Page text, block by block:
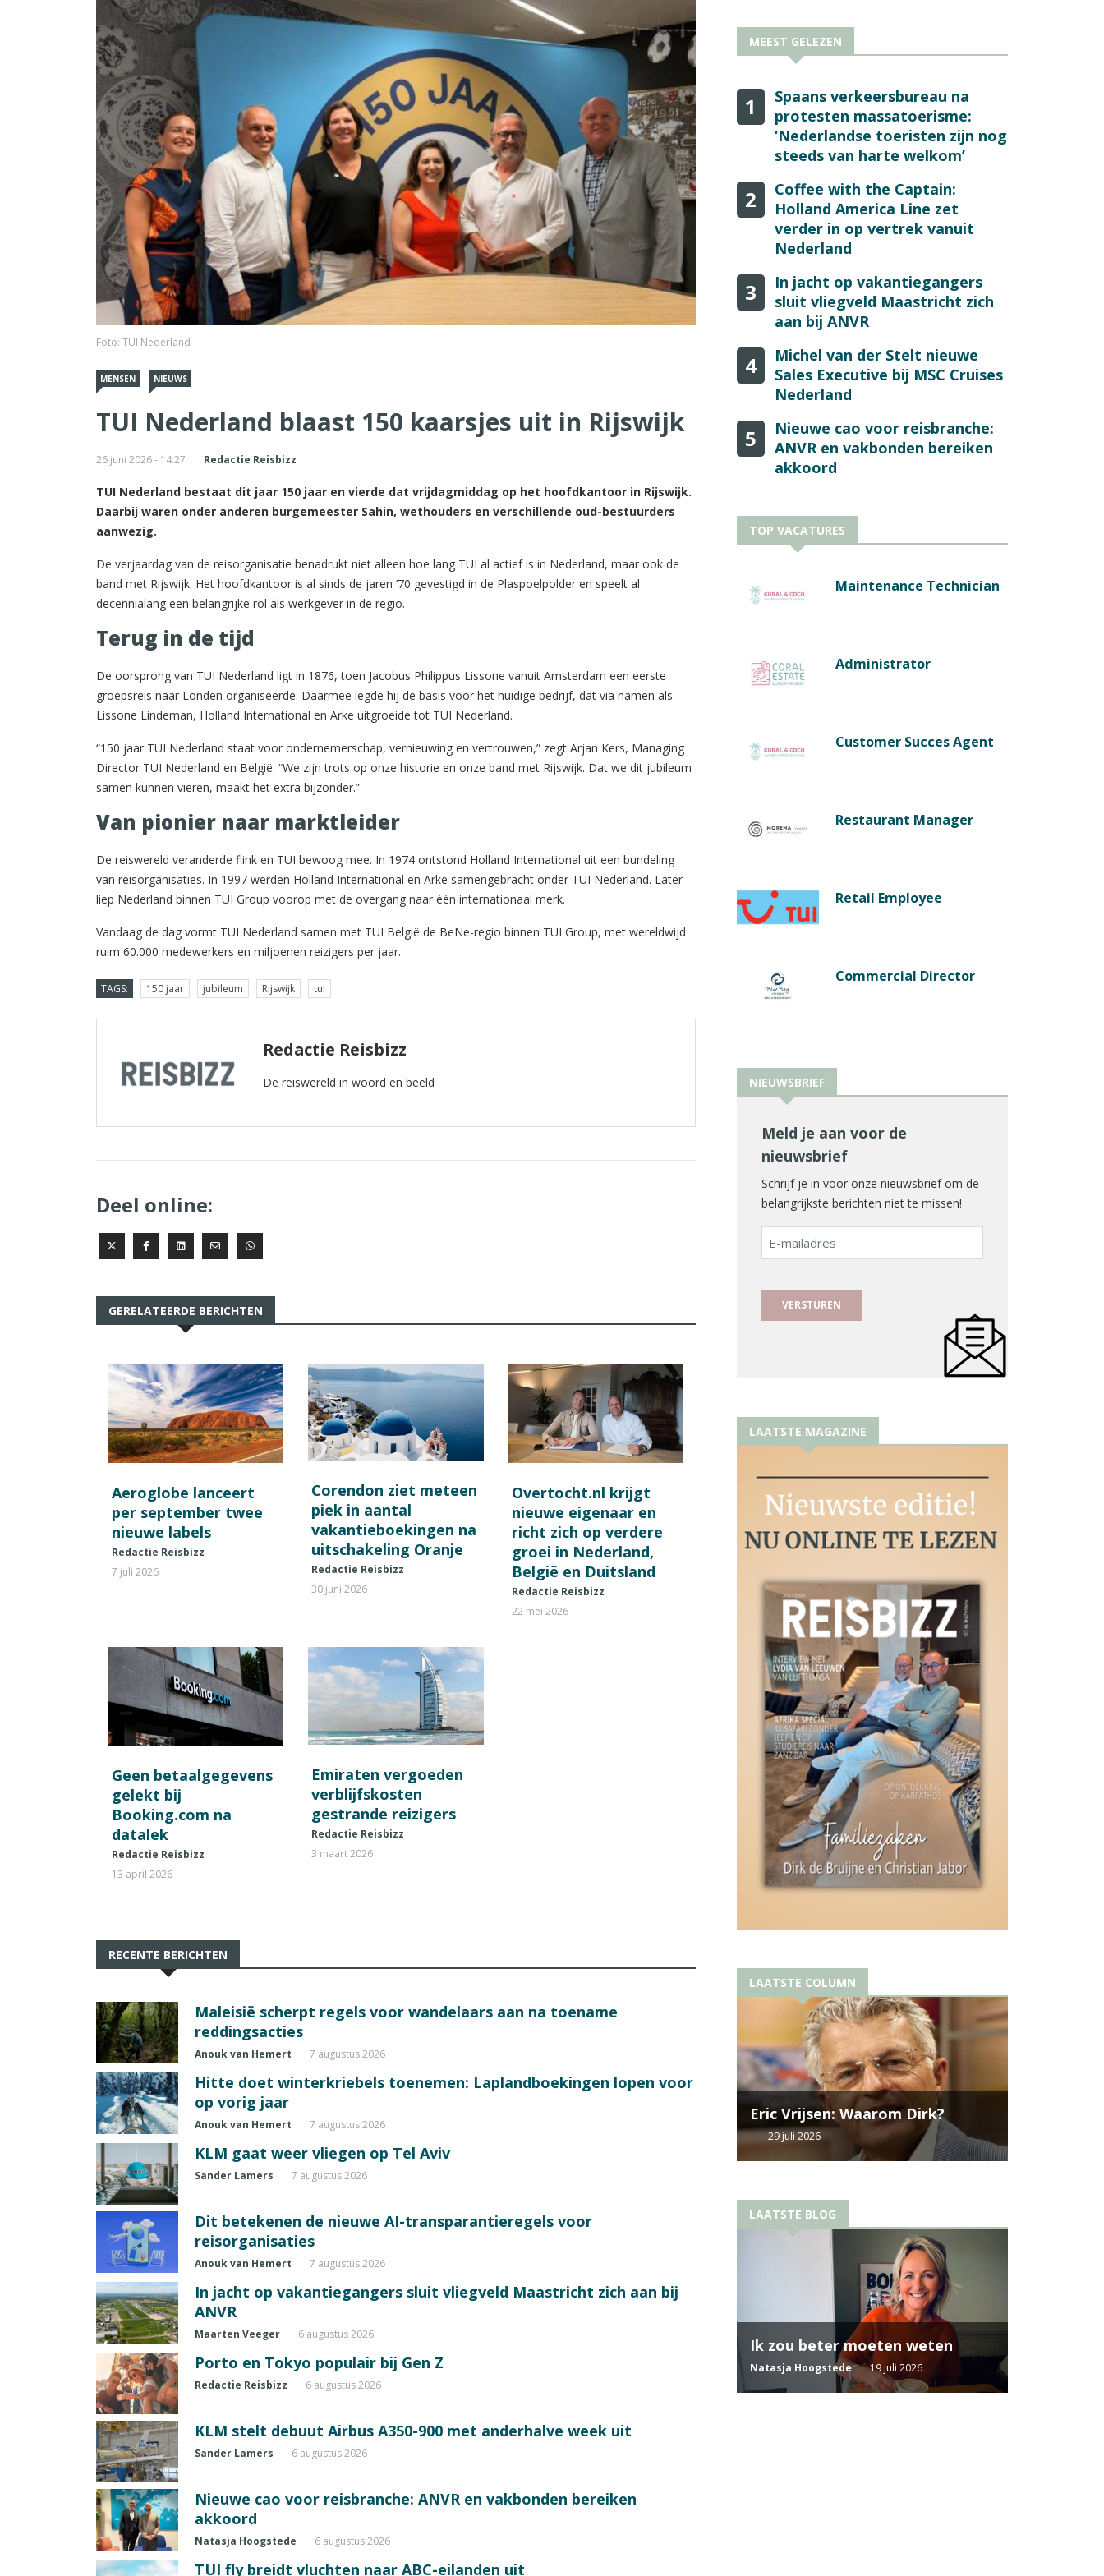
Foto: TUI Nederland
MENSEN NIEUWS
TUI Nederland blaast 150 kaarsjes uit in Rijswijk
26 juni 2026 - 14:27 Redactie Reisbizz
TUI Nederland bestaat dit jaar 150 jaar en vierde dat vrijdagmiddag op het hoofdkantoor in Rijswijk.
Daarbij waren onder anderen burgemeester Sahin, wethouders en verschillende oud-bestuurders
aanwezig.
De verjaardag van de reisorganisatie benadrukt niet alleen hoe lang TUI al actief is in Nederland, maar ook de
band met Rijswijk. Het hoofdkantoor is al sinds de jaren ’70 gevestigd in de Plaspoelpolder en speelt al
decennialang een belangrijke rol als werkgever in de regio.
Terug in de tijd
De oorsprong van TUI Nederland ligt in 1876, toen Jacobus Philippus Lissone vanuit Amsterdam een eerste
groepsreis naar Londen organiseerde. Daarmee legde hij de basis voor het huidige bedrijf, dat via namen als
Lissone Lindeman, Holland International en Arke uitgroeide tot TUI Nederland.
“150 jaar TUI Nederland staat voor ondernemerschap, vernieuwing en vertrouwen,” zegt Arjan Kers, Managing
Director TUI Nederland en België. “We zijn trots op onze historie en onze band met Rijswijk. Dat we dit jubileum
samen kunnen vieren, maakt het extra bijzonder.”
Van pionier naar marktleider
De reiswereld veranderde flink en TUI bewoog mee. In 1974 ontstond Holland International uit een bundeling
van reisorganisaties. In 1997 werden Holland International en Arke samengebracht onder TUI Nederland. Later
liep Nederland binnen TUI Group voorop met de overgang naar één internationaal merk.
Vandaag de dag vormt TUI Nederland samen met TUI België de BeNe-regio binnen TUI Group, met wereldwijd
ruim 60.000 medewerkers en miljoenen reizigers per jaar.
TAGS: 150 jaar jubileum Rijswijk tui
Redactie Reisbizz
De reiswereld in woord en beeld
Deel online:
GERELATEERDE BERICHTEN
Aeroglobe lanceert
per september twee
nieuwe labels
Redactie Reisbizz
7 juli 2026
Corendon ziet meteen
piek in aantal
vakantieboekingen na
uitschakeling Oranje
Redactie Reisbizz
30 juni 2026
Overtocht.nl krijgt
nieuwe eigenaar en
richt zich op verdere
groei in Nederland,
België en Duitsland
Redactie Reisbizz
22 mei 2026
Geen betaalgegevens
gelekt bij
Booking.com na
datalek
Redactie Reisbizz
13 april 2026
Emiraten vergoeden
verblijfskosten
gestrande reizigers
Redactie Reisbizz
3 maart 2026
RECENTE BERICHTEN
Maleisië scherpt regels voor wandelaars aan na toename
reddingsacties
Anouk van Hemert 7 augustus 2026
Hitte doet winterkriebels toenemen: Laplandboekingen lopen voor
op vorig jaar
Anouk van Hemert 7 augustus 2026
KLM gaat weer vliegen op Tel Aviv
Sander Lamers 7 augustus 2026
Dit betekenen de nieuwe AI-transparantieregels voor
reisorganisaties
Anouk van Hemert 7 augustus 2026
In jacht op vakantiegangers sluit vliegveld Maastricht zich aan bij
ANVR
Maarten Veeger 6 augustus 2026
Porto en Tokyo populair bij Gen Z
Redactie Reisbizz 6 augustus 2026
KLM stelt debuut Airbus A350-900 met anderhalve week uit
Sander Lamers 6 augustus 2026
Nieuwe cao voor reisbranche: ANVR en vakbonden bereiken
akkoord
Natasja Hoogstede 6 augustus 2026
TUI fly breidt vluchten naar ABC-eilanden uit
MEEST GELEZEN
1
Spaans verkeersbureau na
protesten massatoerisme:
‘Nederlandse toeristen zijn nog
steeds van harte welkom’
2
Coffee with the Captain:
Holland America Line zet
verder in op vertrek vanuit
Nederland
3
In jacht op vakantiegangers
sluit vliegveld Maastricht zich
aan bij ANVR
4
Michel van der Stelt nieuwe
Sales Executive bij MSC Cruises
Nederland
5
Nieuwe cao voor reisbranche:
ANVR en vakbonden bereiken
akkoord
TOP VACATURES
Maintenance Technician
Administrator
Customer Succes Agent
Restaurant Manager
Retail Employee
Commercial Director
NIEUWSBRIEF
Meld je aan voor de
nieuwsbrief
Schrijf je in voor onze nieuwsbrief om de
belangrijkste berichten niet te missen!
E-
mailadres
LAATSTE MAGAZINE
LAATSTE COLUMN
Eric Vrijsen: Waarom Dirk?
29 juli 2026
LAATSTE BLOG
Ik zou beter moeten weten
Natasja Hoogstede 19 juli 2026